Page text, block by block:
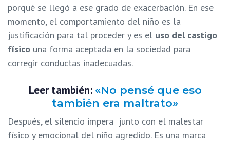
porqué se llegó a ese grado de exacerbación. En ese
momento, el comportamiento del niño es la
justificación para tal proceder y es el uso del castigo
físico una forma aceptada en la sociedad para
corregir conductas inadecuadas.
Leer también: «No pensé que eso
también era maltrato»
Después, el silencio impera junto con el malestar
físico y emocional del niño agredido. Es una marca